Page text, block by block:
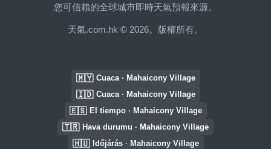
您可信賴的全球城市即時天氣預報來源。
天氣.com.hk © 2026。版權所有。
🇲🇾 Cuaca · Mahaicony Village
🇮🇩 Cuaca · Mahaicony Village
🇪🇸 El tiempo · Mahaicony Village
🇹🇷 Hava durumu · Mahaicony Village
🇭🇺 Időjárás · Mahaicony Village